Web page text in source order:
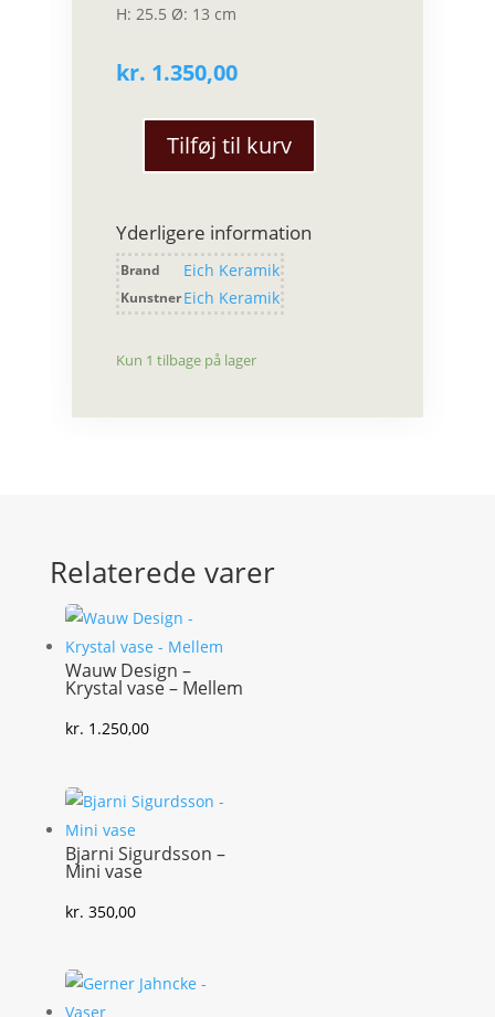
H: 25.5 Ø: 13 cm
kr. 1.350,00
Vase
Sand
antal
Tilføj til kurv
Yderligere information
Brand Eich Keramik
KunstnerEich Keramik
Kun 1 tilbage på lager
Relaterede varer
Wauw Design –
Krystal vase – Mellem
kr. 1.250,00
Bjarni Sigurdsson –
Mini vase
kr. 350,00